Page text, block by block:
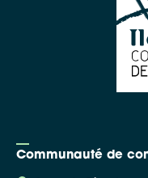
Communauté de